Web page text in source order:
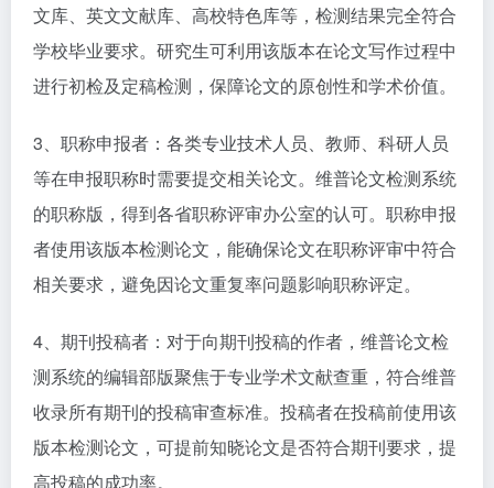
文库、英文文献库、高校特色库等，检测结果完全符合
学校毕业要求。研究生可利用该版本在论文写作过程中
进行初检及定稿检测，保障论文的原创性和学术价值。​
3、职称申报者：各类专业技术人员、教师、科研人员
等在申报职称时需要提交相关论文。维普论文检测系统
的职称版，得到各省职称评审办公室的认可。职称申报
者使用该版本检测论文，能确保论文在职称评审中符合
相关要求，避免因论文重复率问题影响职称评定。​
4、期刊投稿者：对于向期刊投稿的作者，维普论文检
测系统的编辑部版聚焦于专业学术文献查重，符合维普
收录所有期刊的投稿审查标准。投稿者在投稿前使用该
版本检测论文，可提前知晓论文是否符合期刊要求，提
高投稿的成功率。​